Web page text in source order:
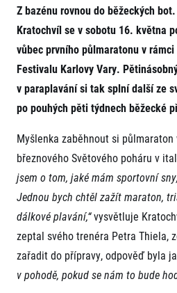
EuroHeroes Challenge 2026
EuroHeroes Challenge 2025
EuroHeroes Challenge 2024
EuroHeroes Challenge 2023
EuroHeroes Challenge 2019
Systém bodování
O Napoli Running
RunCzech Halfs
Projekt RunCzech Halfs
Pro běžce
Pravidla a všeobecné informace
Vše k pojištění
Přeregistrace na jiného závodníka
Pověření k vyzvednutí čísla
Vaše Fotografie
Inspirace
RunCzech Story
AIMS Race Calendar
Komunity
Prvoběžci
RunCzech Kings & Queens
RunCzech Stars
Český maratonský klub
RunCzech Pacers
Running Doctors
Středoškoláci
Charita
Seznam neziskových organizací
Běžím pro stromy
Užitečné
O nás
Kontakt
Náš tým
Naši partneři
Pro veřejnost
FAQ (Často kladené dotazy)
Z bazénu rovnou do běžeckých
Kratochvíl se v sobotu 16. května
vůbec prvního půlmaratonu v
Festivalu Karlovy Vary.
v paraplavání si tak splní další ze
po pouhých pěti týdnech běžecké
Myšlenka zaběhnout si
březnového Světového poháru v
jsem o tom, jaké mám sportovní
Jednou bych chtěl zažít maraton,
dálkové plavání,“vysvětluje
zeptal svého trenéra Petra Thiela,
zařadit do přípravy, odpověď byla
v pohodě, pokud se nám to bude